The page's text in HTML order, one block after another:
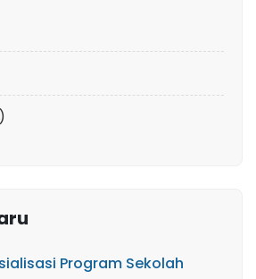
Program Sekolah